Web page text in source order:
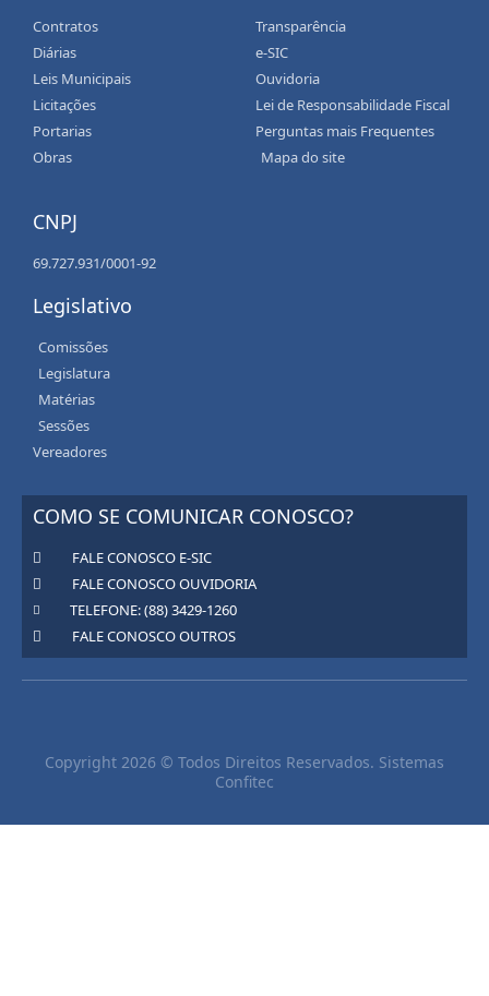
Contratos
Diárias
Leis Municipais
Licitações
Portarias
Obras
Transparência
e-SIC
Ouvidoria
Lei de Responsabilidade Fiscal
Perguntas mais Frequentes
Mapa do site
CNPJ
69.727.931/0001-92
Legislativo
Comissões
Legislatura
Matérias
Sessões
Vereadores
COMO SE COMUNICAR CONOSCO?
FALE CONOSCO E-SIC
FALE CONOSCO OUVIDORIA
TELEFONE: (88) 3429-1260
FALE CONOSCO OUTROS
Copyright 2026 © Todos Direitos Reservados. Sistemas
Confitec